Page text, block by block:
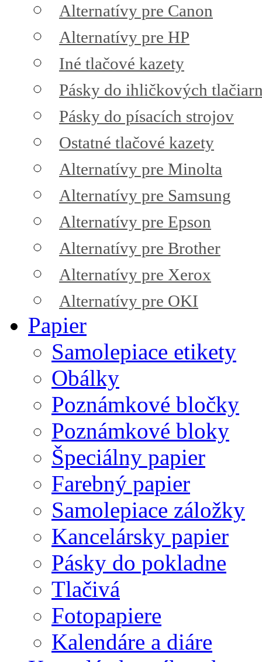
Alternatívy pre Canon
Alternatívy pre HP
Iné tlačové kazety
Pásky do ihličkových
Pásky do písacích strojov
Ostatné tlačové kazety
Alternatívy pre Minolta
Alternatívy pre Samsung
Alternatívy pre Epson
Alternatívy pre Brother
Alternatívy pre Xerox
Alternatívy pre OKI
Papier
Samolepiace etikety
Obálky
Poznámkové bločky
Poznámkové bloky
Špeciálny papier
Farebný papier
Samolepiace záložky
Kancelársky papier
Pásky do pokladne
Tlačivá
Fotopapiere
Kalendáre a diáre